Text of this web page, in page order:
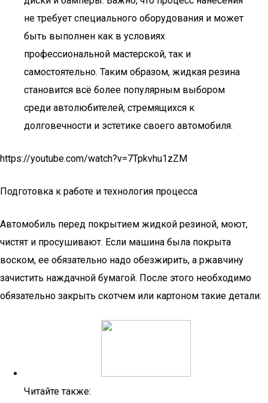
не требует специального оборудования и может
быть выполнен как в условиях
профессиональной мастерской, так и
самостоятельно. Таким образом, жидкая резина
становится всё более популярным выбором
среди автолюбителей, стремящихся к
долговечности и эстетике своего автомобиля.
https://youtube.com/watch?v=7Tpkvhu1zZM
Подготовка к работе и технология процесса
Автомобиль перед покрытием жидкой резиной, моют,
чистят и просушивают. Если машина была покрыта
воском, ее обязательно надо обезжирить, а ржавчину
зачистить наждачной бумагой. После этого необходимо
обязательно закрыть скотчем или картоном такие детали:
Читайте также: